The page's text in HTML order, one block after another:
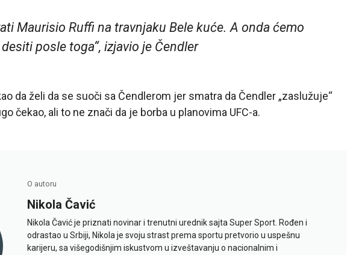
Maurisio Ruffi na travnjaku Bele kuće. A onda ćemo
posle toga“, izjavio je Čendler
da želi da se suoči sa Čendlerom jer smatra da Čendler „zaslužuje“
čekao, ali to ne znači da je borba u planovima UFC-a.
O autoru
Nikola Čavić
Nikola Čavić je priznati novinar i trenutni urednik sajta Super Sport. Rođen i
odrastao u Srbiji, Nikola je svoju strast prema sportu pretvorio u uspešnu
karijeru, sa višegodišnjim iskustvom u izveštavanju o nacionalnim i